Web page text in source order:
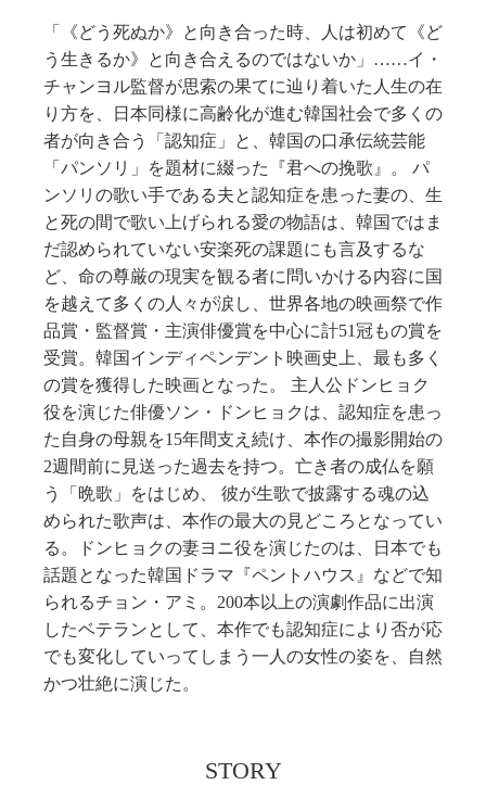
「《どう死ぬか》と向き合った時、人は初めて《ど
う生きるか》と向き合えるのではないか」……イ・
チャンヨル監督が思索の果てに辿り着いた人生の在
り方を、日本同様に高齢化が進む韓国社会で多くの
者が向き合う「認知症」と、韓国の口承伝統芸能
「パンソリ」を題材に綴った『君への挽歌』。 パ
ンソリの歌い手である夫と認知症を患った妻の、生
と死の間で歌い上げられる愛の物語は、韓国ではま
だ認められていない安楽死の課題にも言及するな
ど、命の尊厳の現実を観る者に問いかける内容に国
を越えて多くの人々が涙し、世界各地の映画祭で作
品賞・監督賞・主演俳優賞を中心に計51冠もの賞を
受賞。韓国インディペンデント映画史上、最も多く
の賞を獲得した映画となった。 主人公ドンヒョク
役を演じた俳優ソン・ドンヒョクは、認知症を患っ
た自身の母親を15年間支え続け、本作の撮影開始の
2週間前に見送った過去を持つ。亡き者の成仏を願
う「晩歌」をはじめ、 彼が生歌で披露する魂の込
められた歌声は、本作の最大の見どころとなってい
る。ドンヒョクの妻ヨニ役を演じたのは、日本でも
話題となった韓国ドラマ『ペントハウス』などで知
られるチョン・アミ。200本以上の演劇作品に出演
したベテランとして、本作でも認知症により否が応
でも変化していってしまう一人の女性の姿を、自然
かつ壮絶に演じた。
STORY